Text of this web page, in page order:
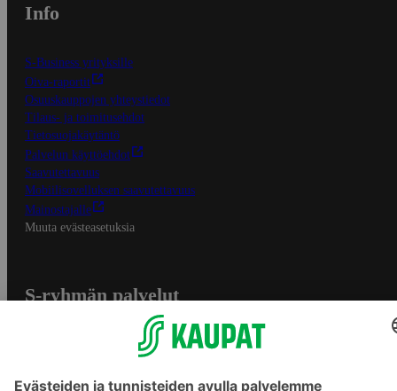
Info
S-Business yrityksille
Oiva-raportit
Osuuskauppojen yhteystiedot
Tilaus- ja toimitusehdot
Tietosuojakäytäntö
Palvelun käyttöehdot
Saavutettavuus
Mobiilisovelluksen saavutettavuus
Mainostajalle
Muuta evästeasetuksia
S-ryhmän palvelut
Yhteishyvä Ruoka -sovellus